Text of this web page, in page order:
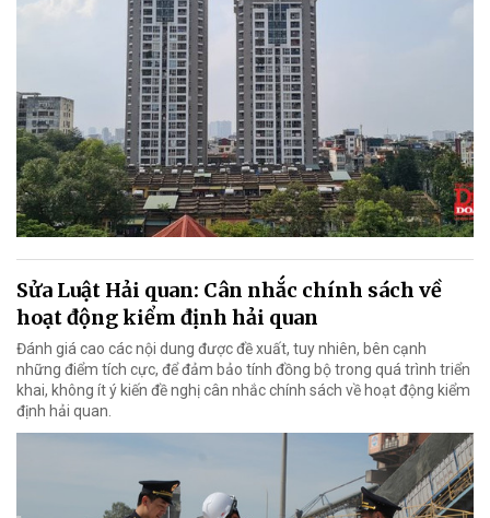
Sửa Luật Hải quan: Cân nhắc chính sách về
hoạt động kiểm định hải quan
Đánh giá cao các nội dung được đề xuất, tuy nhiên, bên cạnh
những điểm tích cực, để đảm bảo tính đồng bộ trong quá trình triển
khai, không ít ý kiến đề nghị cân nhắc chính sách về hoạt động kiểm
định hải quan.